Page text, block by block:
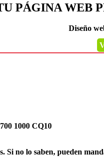
PÁGINA WEB
Diseño
1000 CQ10
Si no lo saben, pueden